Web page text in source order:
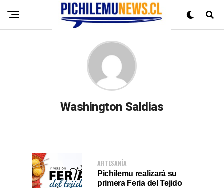
Washington Saldias
ARTESANÍA
Pichilemu realizará su
primera Feria del Tejido